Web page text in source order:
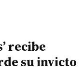
recibe
su invicto